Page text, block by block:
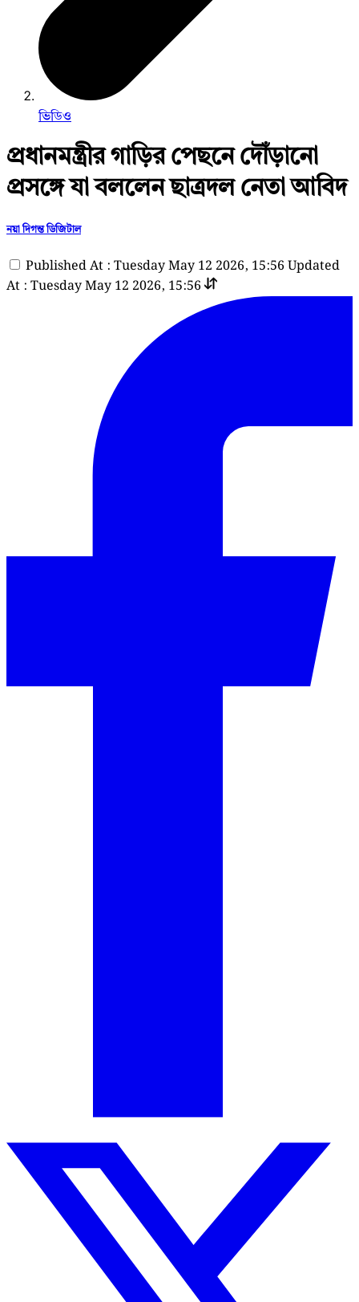
ভিডিও
প্রধানমন্ত্রীর গাড়ির পেছনে দৌঁড়ানো
প্রসঙ্গে যা বললেন ছাত্রদল নেতা আবিদ
নয়া দিগন্ত ডিজিটাল
Published At : Tuesday May 12 2026, 15:56 Updated
At : Tuesday May 12 2026, 15:56